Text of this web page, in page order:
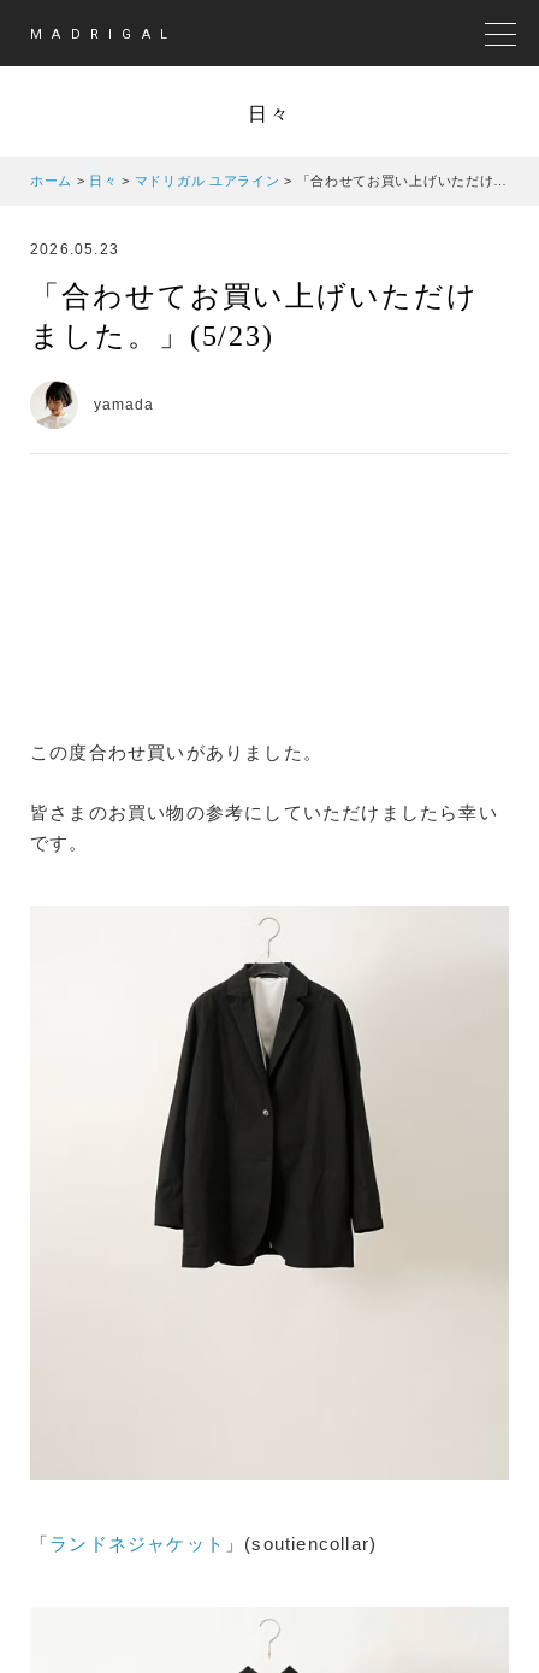
MADRIGAL
日々
ホーム > 日々 > マドリガル ユアライン > 「合わせてお買い上げいただけました。」(5/23)
2026.05.23
「合わせてお買い上げいただけ
ました。」(5/23)
yamada
この度合わせ買いがありました。
皆さまのお買い物の参考にしていただけましたら幸い
です。
「ランドネジャケット 」(soutiencollar)